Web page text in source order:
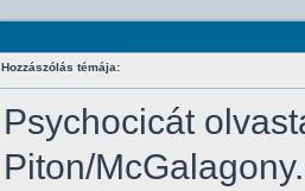
Hozzászólás témája:
Psychocicát
Piton/